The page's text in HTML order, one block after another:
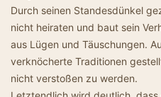
Durch seinen Standesdünkel
nicht heiraten und baut sein
aus Lügen und Täuschungen.
verknöcherte Traditionen
nicht verstoßen zu werden.